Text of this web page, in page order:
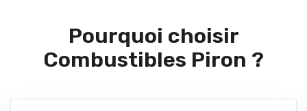
Pourquoi choisir
Combustibles Piron ?